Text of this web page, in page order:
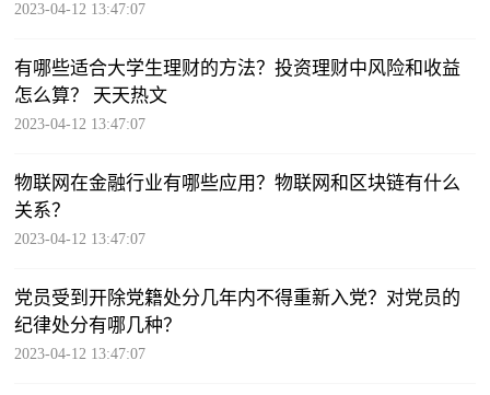
2023-04-12 13:47:07
有哪些适合大学生理财的方法？投资理财中风险和收益
怎么算？ 天天热文
2023-04-12 13:47:07
物联网在金融行业有哪些应用？物联网和区块链有什么
关系？
2023-04-12 13:47:07
党员受到开除党籍处分几年内不得重新入党？对党员的
纪律处分有哪几种？
2023-04-12 13:47:07